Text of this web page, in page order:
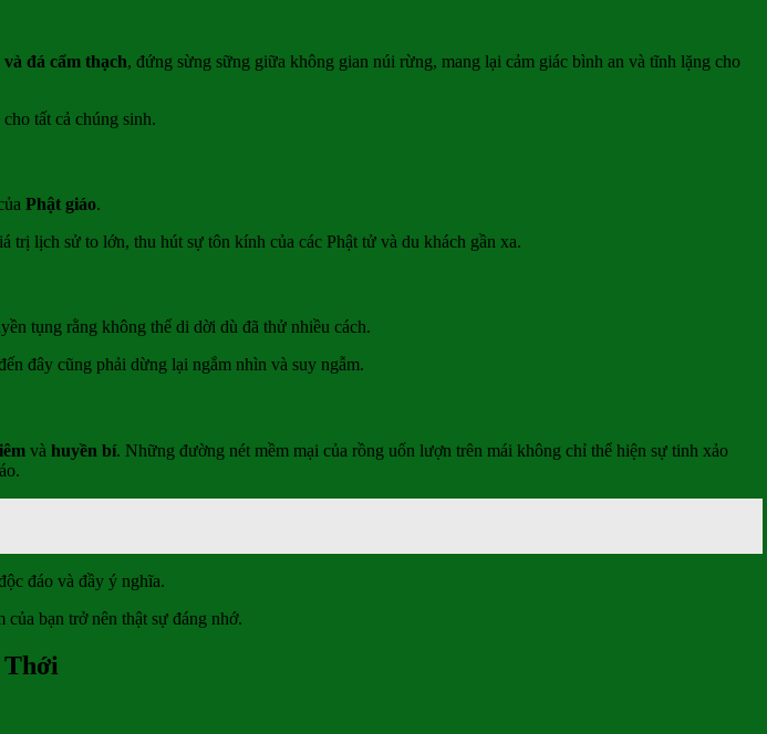
và đá cẩm thạch, đứng sừng sững giữa không gian núi rừng, mang lại cảm giác bình an và tĩnh lặng cho
cho tất cả chúng sinh.
Phật giáo.
trị lịch sử to lớn, thu hút sự tôn kính của các Phật tử và du khách gần xa.
tụng rằng không thể di dời dù đã thử nhiều cách.
đây cũng phải dừng lại ngắm nhìn và suy ngẫm.
và huyền bí. Những đường nét mềm mại của rồng uốn lượn trên mái không chỉ thể hiện sự tinh xảo
đáo và đầy ý nghĩa.
bạn trở nên thật sự đáng nhớ.